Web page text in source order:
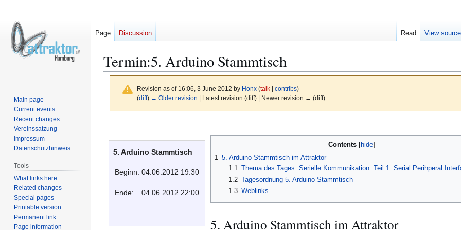
Termin:5. Arduino Stammtisch
Revision as of 16:06, 3 June 2012 by Honx (talk| contribs)
(diff) ← Older revision | Latest revision (diff) | Newer revision → (diff)
navigation
search
5. Arduino Stammtisch
Beginn: 04.06.2012 19:30
Ende: 04.06.2012 22:00
Contents
1 5. Arduino Stammtisch im Attraktor
1.1 Thema des Tages: Serielle Kommunikation: Teil 1: Serial Perihperal
1.2 Tagesordnung 5. Arduino Stammtisch
1.3 Weblinks
5. Arduino Stammtisch im Attraktor
Page Discussion Read View source
Main page
Current events
Recent changes
Vereinssatzung
Impressum
Datenschutzhinweis
Tools
What links here
Related changes
Special pages
Printable version
Permanent link
Page information